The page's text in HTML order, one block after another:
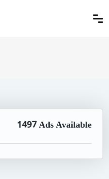
1497Ads Available